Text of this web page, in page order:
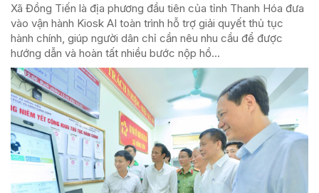
Xã Đồng Tiến là địa phương đầu tiên của tỉnh Thanh Hóa đưa
vào vận hành Kiosk AI toàn trình hỗ trợ giải quyết thủ tục
hành chính, giúp người dân chỉ cần nêu nhu cầu để được
hướng dẫn và hoàn tất nhiều bước nộp hồ...